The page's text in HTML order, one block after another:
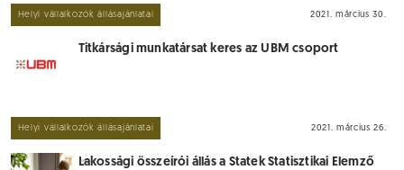
Helyi vállalkozók állásajánlatai 2021. március 30.
Titkársági munkatársat keres az UBM csoport
Helyi vállalkozók állásajánlatai 2021. március 26.
Lakossági összeírói állás a Statek Statisztikai Elemző